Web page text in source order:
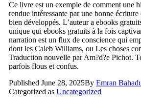
Ce livre est un exemple de comment une
rendue intéressante par une bonne écriture
bien développés. L’auteur a ebooks
unique qui ebooks gratuits à la fois
narration est un flux de conscience qui
dont les Caleb Williams, ou Les choses
Traduction nouvelle par Am?d?e Pichot.
parfois flous et confus.
Published June 28, 2025By Emran
Categorized as Uncategorized